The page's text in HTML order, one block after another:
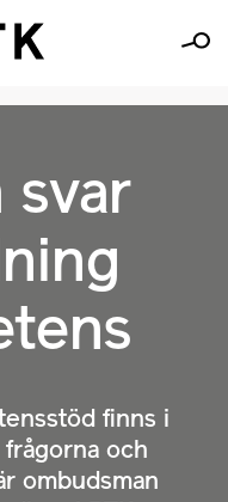
svar
finns i
frågorna och
ombudsman